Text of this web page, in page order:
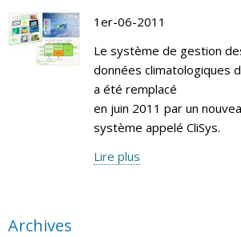
1er-06-2011
Le système de gestion
données climatologiques
a été remplacé
en juin 2011 par un
système appelé CliSys.
Lire plus
Archives